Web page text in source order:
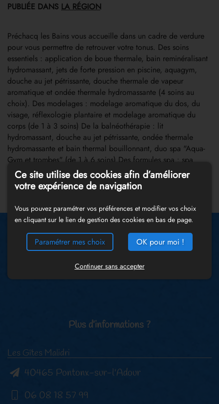
PUBLIÉE DANS LA RÉGION
Préchacq les Bains vous accueille dans un cadre de verdure
pour vous permettre de retrouver votre tonus. Des soins
essentiels : application de boue thermale, bain reminéralisant
hydromassant, jets de forte pression en piscine, aquagym,
douche au jet pétrissante, douche thermale de vapeur
aromatique et ondée thermale hydromassante (4 soins au
choix). Des modelages : modelage aromatique du dos, du
visage, réflexologie plantaire et modelage aromatique du
corps (de 1 à 3 soins) De la balnéothérapie : lit
hydromassant, douche au jet pétrissante, ondée thermale
hydromassante et bain thermal bouillonnant, duo spa "Aqua-
Gym et trombes" (de 1 à 6 soins) Des formules spa : spa
découverte, spa sérénité et spa délices.
Plus d’informations ?
Les Gîtes Malidri
40465 Pontonx-sur-l'Adour
06 08 18 57 99
Ce site utilise des cookies afin d’améliorer
votre expérience de navigation
Vous pouvez paramétrer vos préférences et modifier vos choix
en cliquant sur le lien de gestion des cookies en bas de page.
Paramétrer mes choix OK pour moi !
Continuer sans accepter